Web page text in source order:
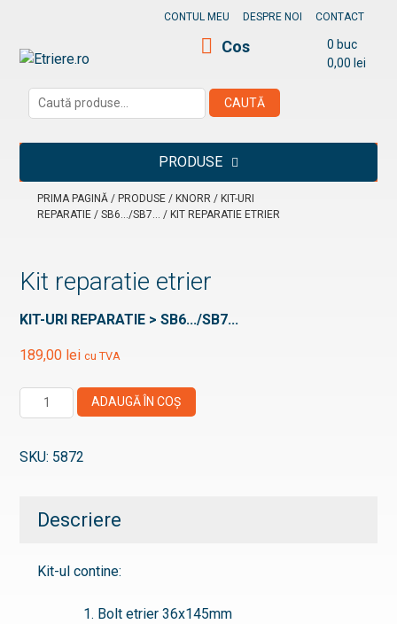
content
Etriere.ro
CONTUL MEU DESPRE NOI CONTACT
Caută
după:
CAUTĂ
Cos
0 buc
0,00 lei
PRODUSE
PRIMA PAGINĂ / PRODUSE / KNORR / KIT-URI
REPARATIE /SB6.../SB7... / KIT REPARATIE ETRIER
Kit reparatie etrier
KIT-URI REPARATIE > SB6.../SB7...
189,00 lei cu TVA
Cantitate
Kit
etrier
ADAUGĂ ÎN COȘ
SKU: 5872
Descriere
Kit-ul contine:
Bolt etrier 36x145mm